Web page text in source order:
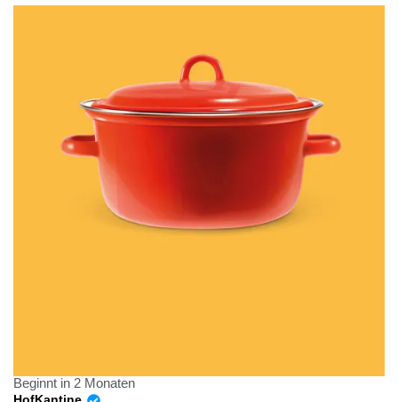
Beginnt in 2 Monaten